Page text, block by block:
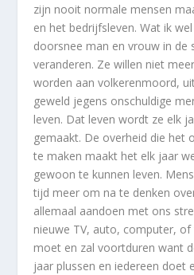
zijn nooit normale mensen
en het bedrijfsleven. Wat ik
doorsnee man en vrouw in de
veranderen. Ze willen niet
worden aan volkerenmoord,
geweld jegens onschuldige
leven. Dat leven wordt ze elk
gemaakt. De overheid die het
te maken maakt het elk jaar
gewoon te kunnen leven.
tijd meer om na te denken
allemaal aandoen met ons
nieuwe TV, auto, computer,
moet en zal voortduren want
jaar plussen en iedereen doet